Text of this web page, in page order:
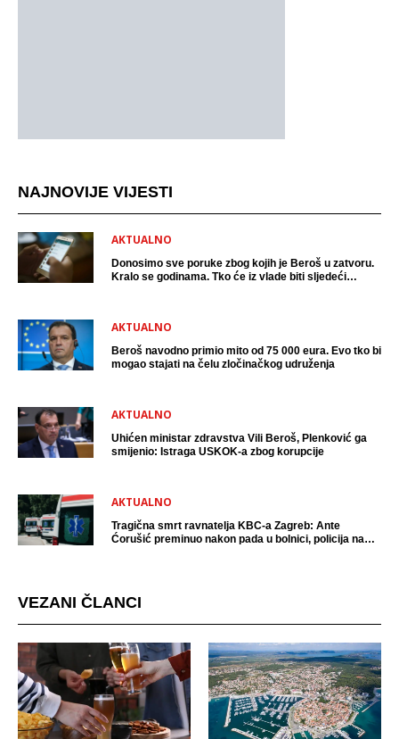
NAJNOVIJE VIJESTI
AKTUALNO
Donosimo sve poruke zbog kojih je Beroš u zatvoru.
Kralo se godinama. Tko će iz vlade biti sljedeći
AKTUALNO
Beroš navodno primio mito od 75 000 eura. Evo tko bi
mogao stajati na čelu zločinačkog udruženja
AKTUALNO
Uhićen ministar zdravstva Vili Beroš, Plenković ga
smijenio: Istraga USKOK-a zbog korupcije
AKTUALNO
Tragična smrt ravnatelja KBC-a Zagreb: Ante
Ćorušić preminuo nakon pada u bolnici, policija na
VEZANI ČLANCI